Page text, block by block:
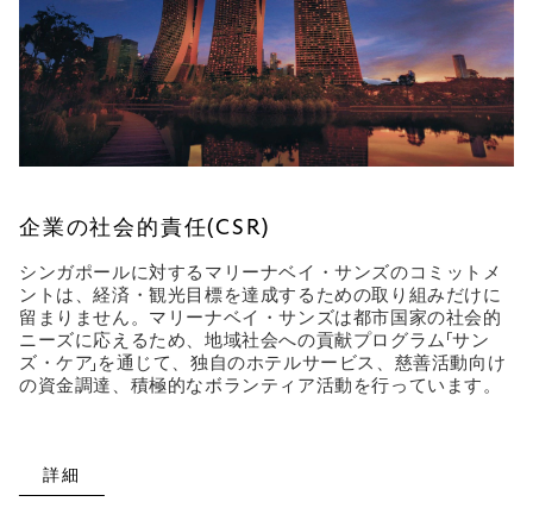
企業の社会的責任(CSR)
シンガポールに対するマリーナベイ・サンズのコミットメ
ントは、経済・観光目標を達成するための取り組みだけに
留まりません。マリーナベイ・サンズは都市国家の社会的
ニーズに応えるため、地域社会への貢献プログラム「サン
ズ・ケア」を通じて、独自のホテルサービス、慈善活動向け
の資金調達、積極的なボランティア活動を行っています。
詳細